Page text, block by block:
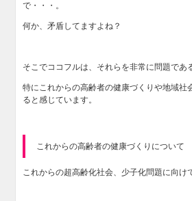
で・・・。
何か、矛盾してますよね？
そこでココフルは、それらを非常に問題であ
特にこれからの高齢者の健康づくりや地域社
ると感じています。
これからの高齢者の健康づくりについて
これからの超高齢化社会、少子化問題に向け